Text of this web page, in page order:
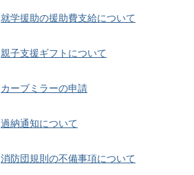
就学援助の援助費支給について
親子支援ギフトについて
カーブミラーの申請
過納通知について
消防団規則の不備事項について